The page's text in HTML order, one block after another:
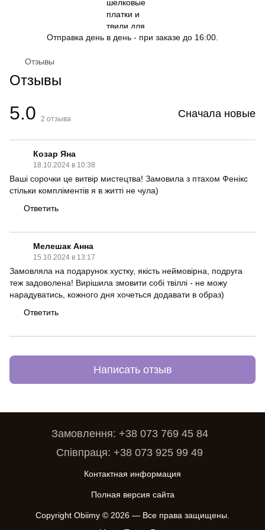
Отправка день в день - при заказе до 16:00.
Отзывы
Отзывы
5.0 2 отзыва Сначала новые
Козар Яна
18.10.2024 в 10:38
Ваші сорочки це витвір мистецтва! Замовила з птахом Фенікс
стільки компліментів я в житті не чула)
Ответить
Мелешак Анна
15.10.2024 в 13:17
Замовляла на подарунок хустку, якість неймовірна, подруга
теж задоволена! Вирішила змовити собі твіллі - не можу
нарадуватись, кожного дня хочеться додавати в образ)
Ответить
Написать отзыв
Замовлення: +38 073 769 45 84
Співпраця: +38 073 925 99 49
Контактная информация
Полная версия сайта
Copyright Obiimy © 2026 — Все права защищены.